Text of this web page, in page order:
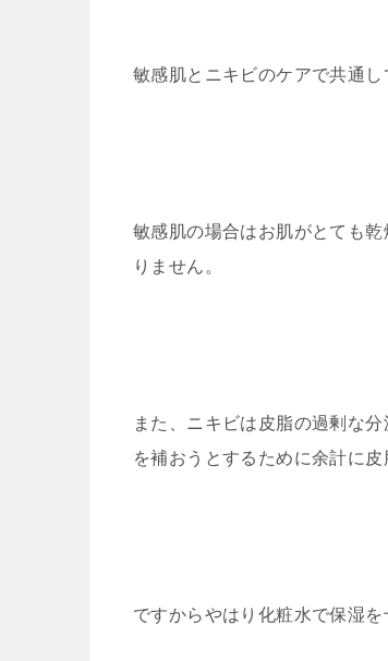
敏感肌とニキビのケアで共通
敏感肌の場合はお肌がとても
りません。
また、ニキビは皮脂の過剰な
を補おうとするために余計に皮
ですからやはり化粧水で保湿を